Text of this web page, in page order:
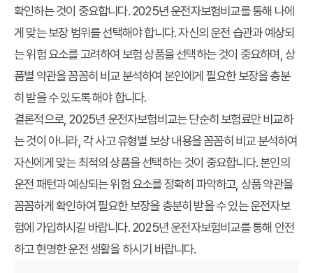
확인하는 것이 중요합니다. 2025년 운전자보험비교를 통해 나에
게 맞는 보장 범위를 선택해야 합니다. 자신의 운전 습관과 예상되
는 위험 요소를 고려하여 보험 상품을 선택하는 것이 중요하며, 상
품별 약관을 꼼꼼히 비교 분석하여 본인에게 필요한 보장을 충분
히 받을 수 있도록 해야 합니다.
결론적으로, 2025년 운전자보험비교는 단순히 보험료만 비교하
는 것이 아니라, 각 사고 유형별 보상 내용을 꼼꼼히 비교 분석하여
자신에게 맞는 최적의 상품을 선택하는 것이 중요합니다. 본인의
운전 패턴과 예상되는 위험 요소를 정확히 파악하고, 상품 약관을
꼼꼼하게 확인하여 필요한 보장을 충분히 받을 수 있는 운전자보
험에 가입하시길 바랍니다. 2025년 운전자보험비교를 통해 안전
하고 현명한 운전 생활을 하시기 바랍니다.